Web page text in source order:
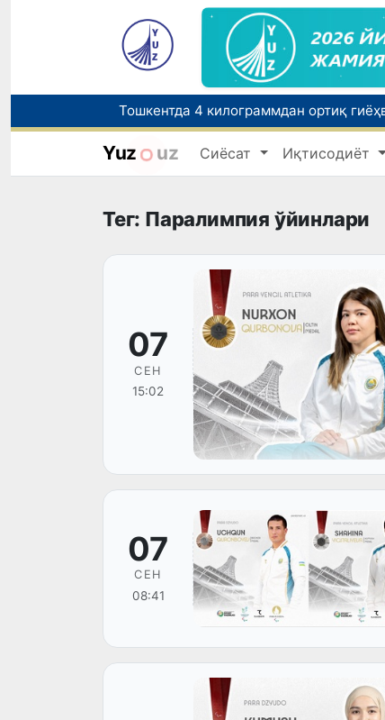
Yuz uz Сиёсат Иқтисодиёт
Тег: Паралимпия ўйинлари
07
СЕН
15:02
07
СЕН
08:41